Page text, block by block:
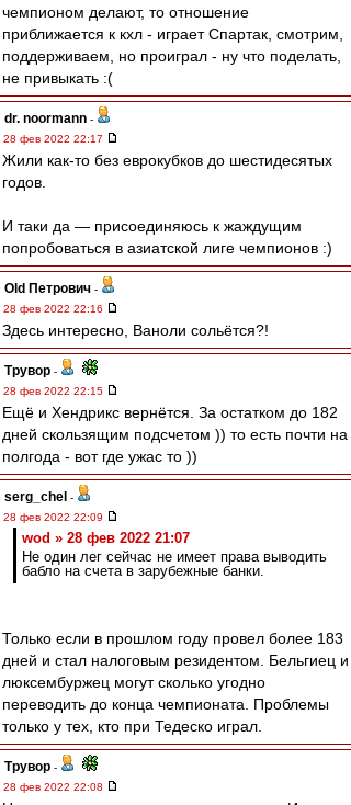
чемпионом делают, то отношение
приближается к кхл - играет Спартак, смотрим,
поддерживаем, но проиграл - ну что поделать,
не привыкать :(
dr. noormann -
28 фев 2022 22:17
Жили как-то без еврокубков до шестидесятых
годов.
И таки да — присоединяюсь к жаждущим
попробоваться в азиатской лиге чемпионов :)
Old Петрович -
28 фев 2022 22:16
Здесь интересно, Ваноли сольётся?!
Трувор -
28 фев 2022 22:15
Ещё и Хендрикс вернётся. За остатком до 182
дней скользящим подсчетом )) то есть почти на
полгода - вот где ужас то ))
serg_chel -
28 фев 2022 22:09
wod » 28 фев 2022 21:07
Не один лег сейчас не имеет права выводить
бабло на счета в зарубежные банки.
Только если в прошлом году провел более 183
дней и стал налоговым резидентом. Бельгиец и
люксембуржец могут сколько угодно
переводить до конца чемпионата. Проблемы
только у тех, кто при Тедеско играл.
Трувор -
28 фев 2022 22:08